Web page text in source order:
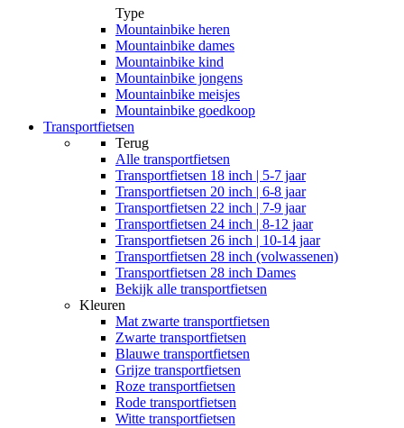
Type
Mountainbike heren
Mountainbike dames
Mountainbike kind
Mountainbike jongens
Mountainbike meisjes
Mountainbike goedkoop
Transportfietsen
Terug
Alle transportfietsen
Transportfietsen 18 inch | 5-7 jaar
Transportfietsen 20 inch | 6-8 jaar
Transportfietsen 22 inch | 7-9 jaar
Transportfietsen 24 inch | 8-12 jaar
Transportfietsen 26 inch | 10-14 jaar
Transportfietsen 28 inch (volwassenen)
Transportfietsen 28 inch Dames
Bekijk alle transportfietsen
Kleuren
Mat zwarte transportfietsen
Zwarte transportfietsen
Blauwe transportfietsen
Grijze transportfietsen
Roze transportfietsen
Rode transportfietsen
Witte transportfietsen